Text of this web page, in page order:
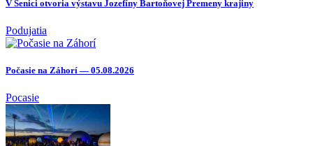
V Senici otvoria výstavu Jozefíny Bartoňovej Premeny krajiny
Podujatia
Počasie na Záhorí — 05.08.2026
Pocasie